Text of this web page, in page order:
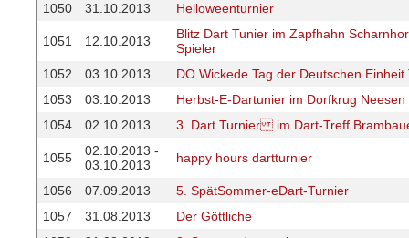
1050
31.10.2013 Helloweenturnier
1051 12.10.2013
Blitz Dart Tunier im Zapfhahn
Spieler
1052
03.10.2013
DO Wickede Tag der Deutschen
1053
03.10.2013
Herbst-E-Dartunier im Dorfkrug Neesen
1054
02.10.2013 3. Dart Turnier im Dart-Treff
1055
02.10.2013 -
03.10.2013
happy hours dartturnier
1056 07.09.2013
5. SpätSommer-eDart-Turnier
1057
31.08.2013
Der Göttliche